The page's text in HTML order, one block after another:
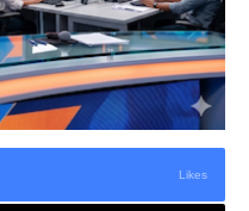
Likes